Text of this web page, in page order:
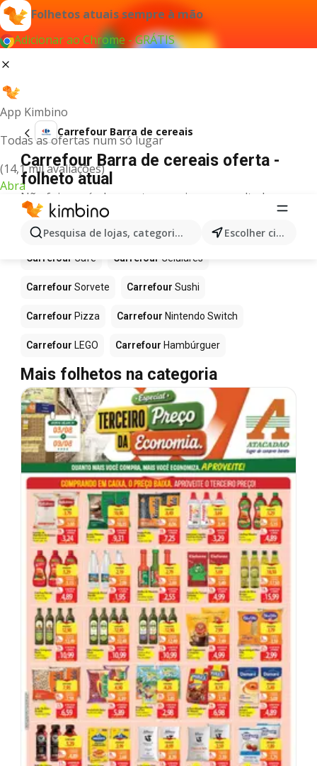
Folhetos atuais sempre à mão
Adicionar ao Chrome - GRÁTIS
App Kimbino
Todas as ofertas num só lugar
(14,1 mil avaliações)
Abra
Pesquisa de lojas, categorias,produtos... Escolher cidade
Carrefour Barra de cereais
Carrefour Barra de cereais oferta -
folheto atual
Não foi possível encontrar quaisquer resultados
para este termo.
Mais produtos em Carrefour
Carrefour Café Carrefour Celulares
Carrefour Sorvete Carrefour Sushi
Carrefour Pizza Carrefour Nintendo Switch
Carrefour LEGO Carrefour Hambúrguer
Mais folhetos na categoria